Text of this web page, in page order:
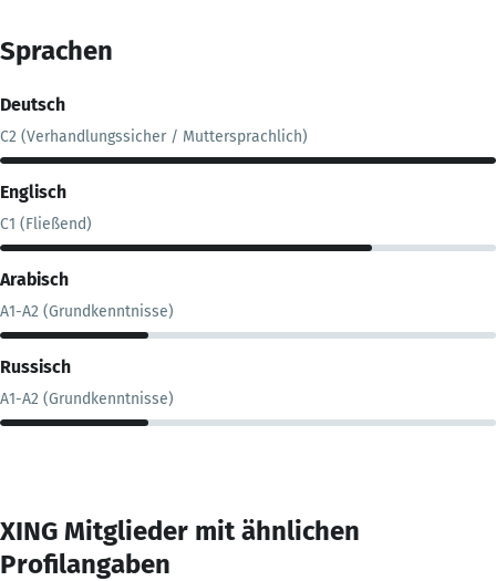
Sprachen
Deutsch
C2 (Verhandlungssicher / Muttersprachlich)
Englisch
C1 (Fließend)
Arabisch
A1-A2 (Grundkenntnisse)
Russisch
A1-A2 (Grundkenntnisse)
XING Mitglieder mit ähnlichen
Profilangaben